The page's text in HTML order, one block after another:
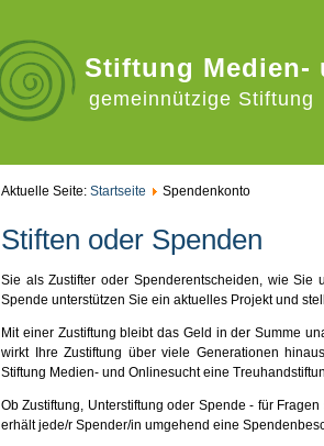
Stiftung Medien-
gemeinnützige Stiftung
Aktuelle Seite: Startseite Spendenkonto
Stiften oder Spenden
Sie als Zustifter oder Spenderentscheiden, wie Sie
Spende unterstützen Sie ein aktuelles Projekt und
Mit einer Zustiftung bleibt das Geld in der Summe
wirkt Ihre Zustiftung über viele Generationen
Stiftung Medien- und Onlinesucht eine
Ob Zustiftung, Unterstiftung oder Spende - für
erhält jede/r Spender/in umgehend eine